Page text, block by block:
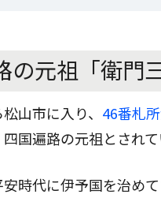
の元祖「衛門
山市に入り、 46番札
国遍路の元祖とされ
時代に伊予国を治め